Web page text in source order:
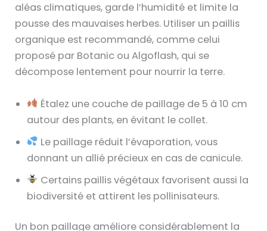
aléas climatiques, garde l’humidité et limite la
pousse des mauvaises herbes. Utiliser un paillis
organique est recommandé, comme celui
proposé par Botanic ou Algoflash, qui se
décompose lentement pour nourrir la terre.
Étalez une couche de paillage de 5 à 10 cm
autour des plants, en évitant le collet.
Le paillage réduit l’évaporation, vous
donnant un allié précieux en cas de canicule.
Certains paillis végétaux favorisent aussi la
biodiversité et attirent les pollinisateurs.
Un bon paillage améliore considérablement la